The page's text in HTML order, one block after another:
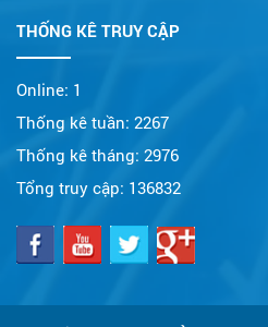
THỐNG KÊ TRUY CẬP
Online: 1
Thống kê tuần: 2267
Thống kê tháng: 2976
Tổng truy cập: 136832